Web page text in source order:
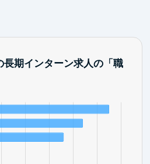
長期インターン求人の「職